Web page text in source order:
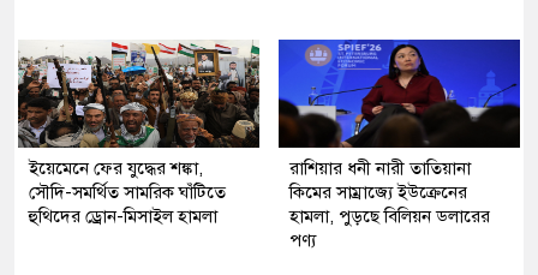
ইয়েমেনে ফের যুদ্ধের শঙ্কা,
সৌদি-সমর্থিত সামরিক ঘাঁটিতে
হুথিদের ড্রোন-মিসাইল হামলা
রাশিয়ার ধনী নারী তাতিয়ানা
কিমের সাম্রাজ্যে ইউক্রেনের
হামলা, পুড়ছে বিলিয়ন ডলারের
পণ্য